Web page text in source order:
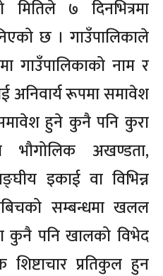
७ दिनभित्रमा
छ । गाउँपालिकाले
गाउँपालिकाको नाम र
अनिवार्य रूपमा समावेश
हुने कुनै पनि कुरा
भौगोलिक अखण्डता,
इकाई वा विभिन्न
सम्बन्धमा खलल
कुनै पनि खालको विभेद
प्रतिकुल हुन